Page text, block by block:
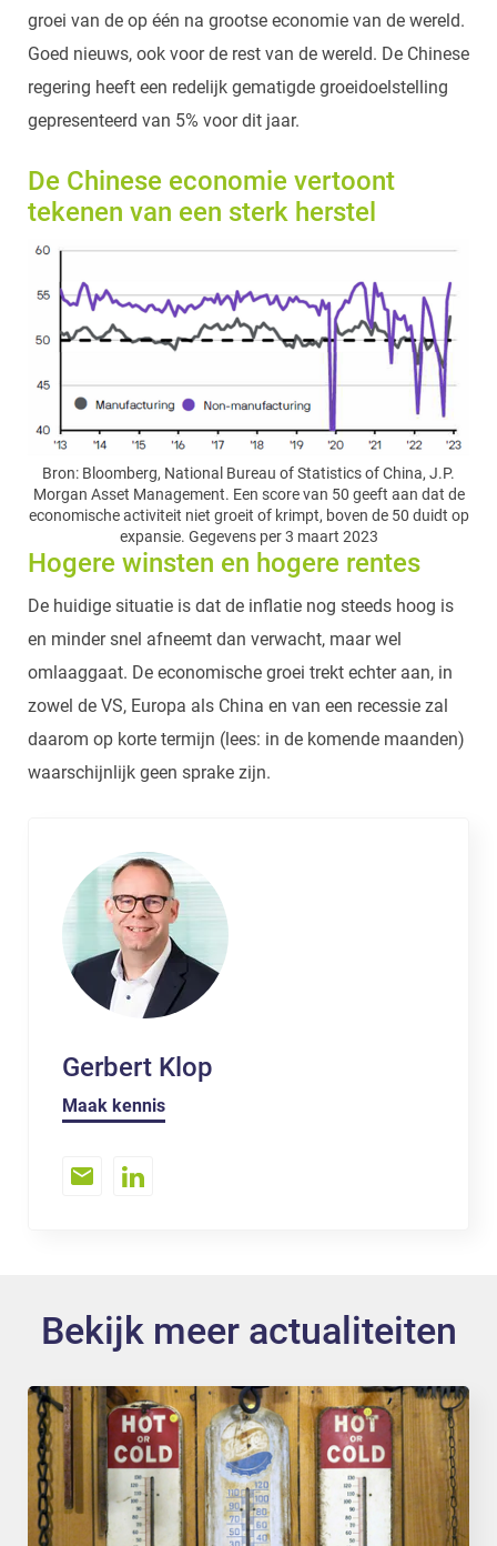
groei van de op één na grootse economie van de wereld.
Goed nieuws, ook voor de rest van de wereld. De Chinese
regering heeft een redelijk gematigde groeidoelstelling
gepresenteerd van 5% voor dit jaar.
De Chinese economie vertoont
tekenen van een sterk herstel
Bron: Bloomberg, National Bureau of Statistics of China, J.P.
Morgan Asset Management. Een score van 50 geeft aan dat de
economische activiteit niet groeit of krimpt, boven de 50 duidt op
expansie. Gegevens per 3 maart 2023
Hogere winsten en hogere rentes
De huidige situatie is dat de inflatie nog steeds hoog is
en minder snel afneemt dan verwacht, maar wel
omlaaggaat. De economische groei trekt echter aan, in
zowel de VS, Europa als China en van een recessie zal
daarom op korte termijn (lees: in de komende maanden)
waarschijnlijk geen sprake zijn.
Gerbert Klop
Maak kennis
Bekijk meer actualiteiten